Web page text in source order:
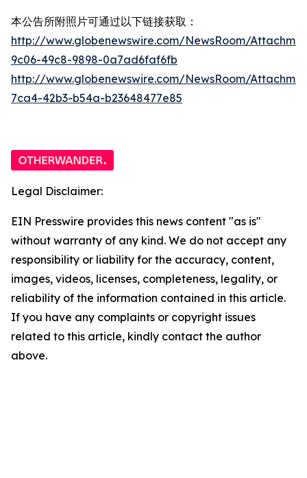
本公告所附照片可通过以下链接获取：
http://www.globenewswire.com/NewsRoom/
9c06-49c8-9898-0a7ad6faf6fb
http://www.globenewswire.com/NewsRoom/
7ca4-42b3-b54a-b23648477e85
Legal Disclaimer:
EIN Presswire provides this news content "as is"
without warranty of any kind. We do not accept any
responsibility or liability for the accuracy, content,
images, videos, licenses, completeness, legality, or
reliability of the information contained in this article.
If you have any complaints or copyright issues
related to this article, kindly contact the author
above.